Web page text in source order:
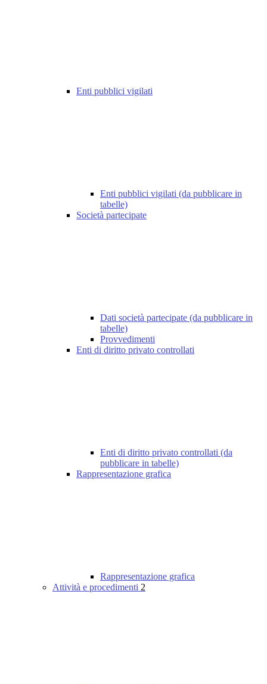
Enti pubblici vigilati
Enti pubblici vigilati (da pubblicare in
tabelle)
Società partecipate
Dati società partecipate (da pubblicare in
tabelle)
Provvedimenti
Enti di diritto privato controllati
Enti di diritto privato controllati (da
pubblicare in tabelle)
Rappresentazione grafica
Rappresentazione grafica
Attività e procedimenti 2